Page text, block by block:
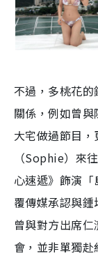
不過，多桃花
關係，例如曾
大宅做過節目
（Sophie）來
心速遞》飾演
覆傳媒承認與
曾與對方出席
會，並非單獨赴